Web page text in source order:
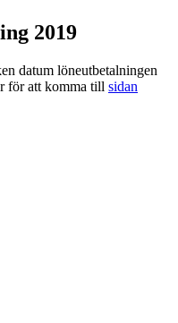
2019
datum löneutbetalningen
för att komma till sidan